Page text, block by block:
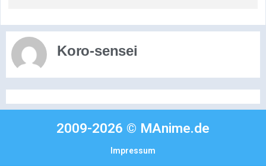
Koro-sensei
2009-2026 © MAnime.de
Impressum